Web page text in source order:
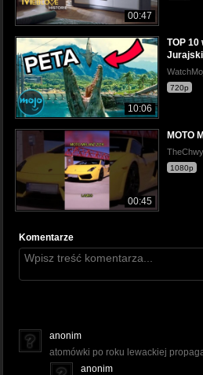
00:47
10:06
TOP 10
720p
00:45
MOTO
1080p
Komentarze
anonim
atomówki po roku lewackiej
anonim